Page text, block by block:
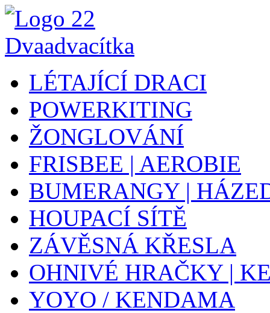
LÉTAJÍCÍ DRACI
POWERKITING
ŽONGLOVÁNÍ
FRISBEE | AEROBIE
BUMERANGY |
HOUPACÍ SÍTĚ
ZÁVĚSNÁ KŘESLA
OHNIVÉ HRAČKY |
YOYO / KENDAMA